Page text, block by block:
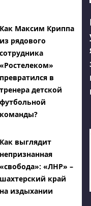
Как Максим Криппа
из рядового
сотрудника
«Ростелеком»
превратился в
тренера детской
футбольной
команды?
Как выглядит
непризнанная
«свобода»: «ЛНР» –
шахтерский край
на издыхании